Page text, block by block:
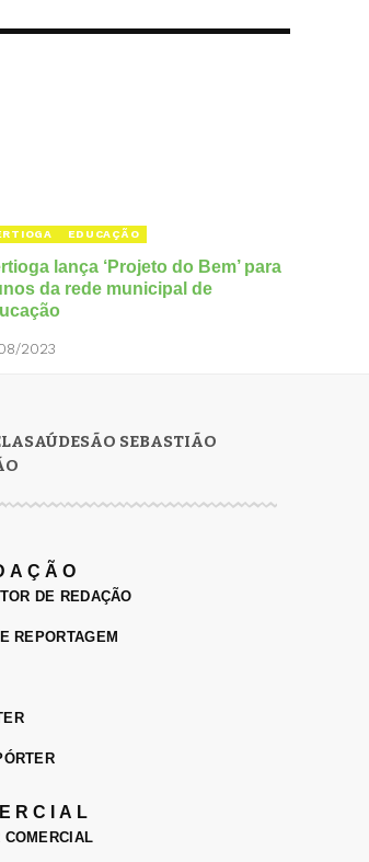
EDUCAÇÃO
lança ‘Projeto do Bem’ para
da rede municipal de
2023
SAÚDESÃO SEBASTIÃO
DE REDAÇÃO
REPORTAGEM
COMERCIAL